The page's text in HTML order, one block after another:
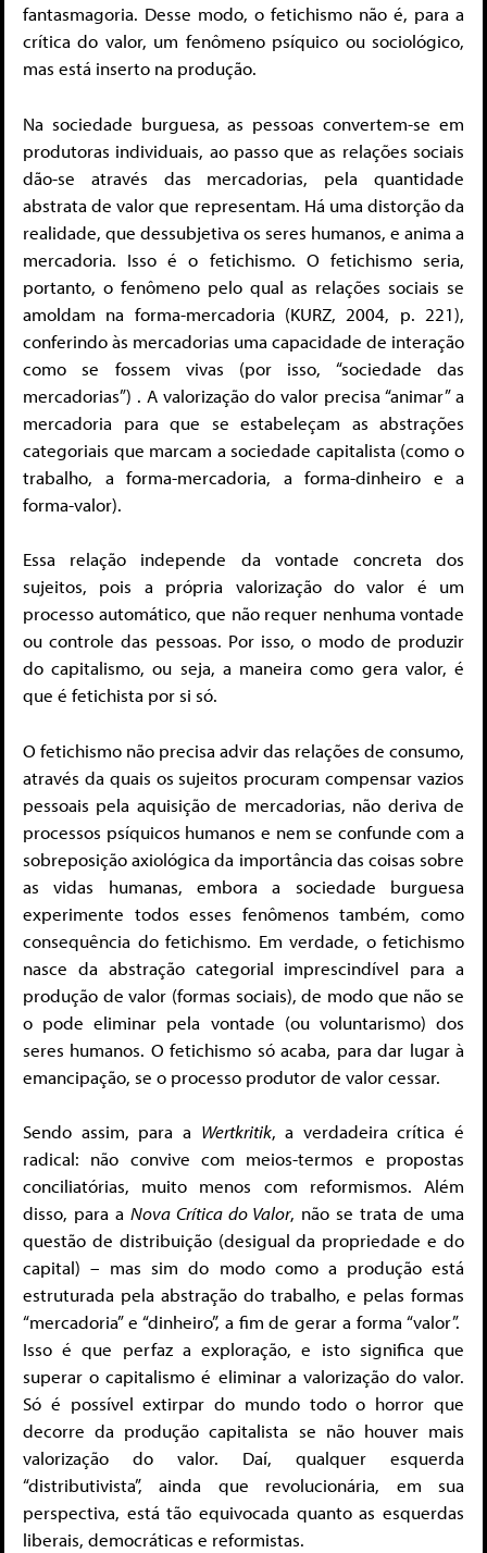
fantasmagoria. Desse modo, o fetichismo não é, para a
crítica do valor, um fenômeno psíquico ou sociológico,
mas está inserto na produção.
Na sociedade burguesa, as pessoas convertem-se em
produtoras individuais, ao passo que as relações sociais
dão-se através das mercadorias, pela quantidade
abstrata de valor que representam. Há uma distorção da
realidade, que dessubjetiva os seres humanos, e anima a
mercadoria. Isso é o fetichismo. O fetichismo seria,
portanto, o fenômeno pelo qual as relações sociais se
amoldam na forma-mercadoria (KURZ, 2004, p. 221),
conferindo às mercadorias uma capacidade de interação
como se fossem vivas (por isso, “sociedade das
mercadorias”) . A valorização do valor precisa “animar” a
mercadoria para que se estabeleçam as abstrações
categoriais que marcam a sociedade capitalista (como o
trabalho, a forma-mercadoria, a forma-dinheiro e a
forma-valor).
Essa relação independe da vontade concreta dos
sujeitos, pois a própria valorização do valor é um
processo automático, que não requer nenhuma vontade
ou controle das pessoas. Por isso, o modo de produzir
do capitalismo, ou seja, a maneira como gera valor, é
que é fetichista por si só.
O fetichismo não precisa advir das relações de consumo,
através da quais os sujeitos procuram compensar vazios
pessoais pela aquisição de mercadorias, não deriva de
processos psíquicos humanos e nem se confunde com a
sobreposição axiológica da importância das coisas sobre
as vidas humanas, embora a sociedade burguesa
experimente todos esses fenômenos também, como
consequência do fetichismo. Em verdade, o fetichismo
nasce da abstração categorial imprescindível para a
produção de valor (formas sociais), de modo que não se
o pode eliminar pela vontade (ou voluntarismo) dos
seres humanos. O fetichismo só acaba, para dar lugar à
emancipação, se o processo produtor de valor cessar.
Sendo assim, para a Wertkritik, a verdadeira crítica é
radical: não convive com meios-termos e propostas
conciliatórias, muito menos com reformismos. Além
disso, para a Nova Crítica do Valor, não se trata de uma
questão de distribuição (desigual da propriedade e do
capital) – mas sim do modo como a produção está
estruturada pela abstração do trabalho, e pelas formas
“mercadoria” e “dinheiro”, a fim de gerar a forma “valor”.
Isso é que perfaz a exploração, e isto significa que
superar o capitalismo é eliminar a valorização do valor.
Só é possível extirpar do mundo todo o horror que
decorre da produção capitalista se não houver mais
valorização do valor. Daí, qualquer esquerda
“distributivista”, ainda que revolucionária, em sua
perspectiva, está tão equivocada quanto as esquerdas
liberais, democráticas e reformistas.